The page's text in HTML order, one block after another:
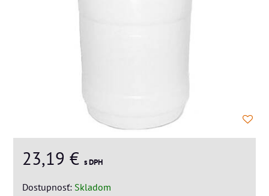
23,19 € s DPH
Dostupnosť: Skladom